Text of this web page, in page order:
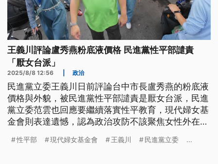
王義川評論盧秀燕粉底液價格 民進黨性平部譴責
「厭女台派」
2025/8/8 12:56 政治
民進黨立委王義川日前評論台中市長盧秀燕的粉底液
價格與外貌，被民進黨性平部譴責是厭女台派，民進
黨立委范雲也回應要繼續落實性平教育，現代婦女基
金會則表達遺憾，認為政治攻防不該聚焦女性外在等
性平部 現代婦女基金會 王義川 民進黨立委 ...